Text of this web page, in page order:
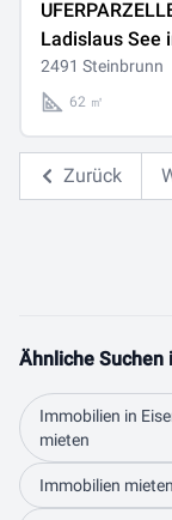
Ladislaus See
privatem
2491 Steinbrunn
62 ㎡
Zurück
Ähnliche Suchen
Immobilien in
mieten
Immobilien